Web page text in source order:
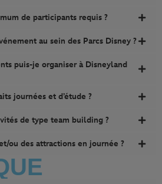
de participants requis ?
au sein des Parcs Disney ?
puis-je organiser à Disneyland
journées et d’étude ?
de type team building ?
ou des attractions en journée ?